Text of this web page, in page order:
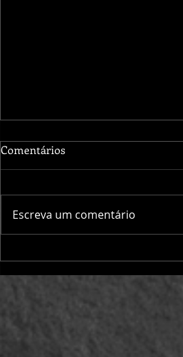
ESQUERDA E A
PRESERVAÇÃO AMBIENTAL
Comentários
Escreva um comentário